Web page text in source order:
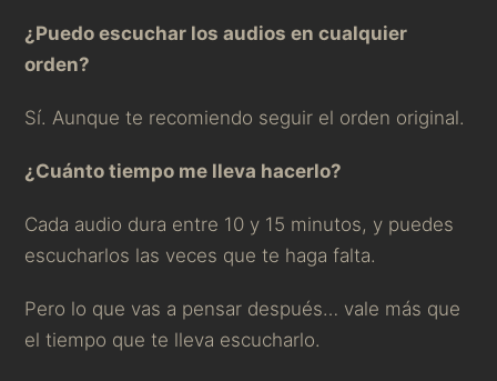
¿Puedo escuchar los audios en cualquier
orden?
Sí. Aunque te recomiendo seguir el orden original.
¿Cuánto tiempo me lleva hacerlo?
Cada audio dura entre 10 y 15 minutos, y puedes
escucharlos las veces que te haga falta.
Pero lo que vas a pensar después… vale más que
el tiempo que te lleva escucharlo.